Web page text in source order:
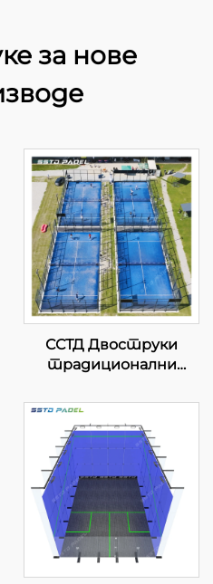
за нове
ССТД Двоструки
традиционални
добављач ВПТ ЛЕД
Светло Класично
Стружно Падел Тенис
Корт 002